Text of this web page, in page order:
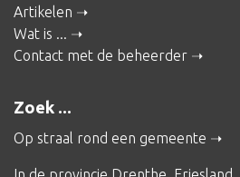
Artikelen
Wat is ...
Contact met de beheerder
Zoek ...
Op straal rond een gemeente